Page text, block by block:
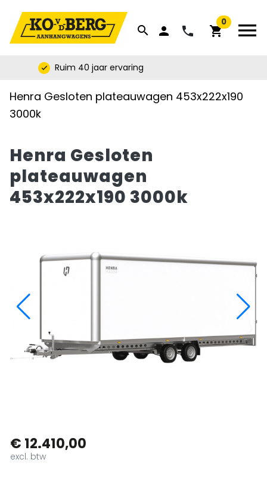
search person phone shopping_cart
0 menu
check Ruim 40 jaar ervaring
Henra Gesloten plateauwagen 453x222x190
3000k
Henra Gesloten
plateauwagen
453x222x190 3000k


€ 12.410,00
excl. btw